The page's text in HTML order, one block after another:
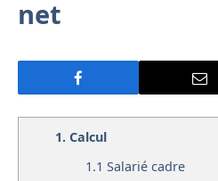
net
1. Calcul
1.1 Salarié cadre